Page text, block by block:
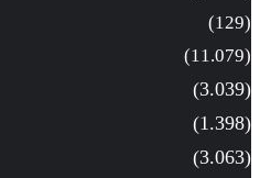
(129)
(11.079)
(3.039)
(1.398)
(3.063)